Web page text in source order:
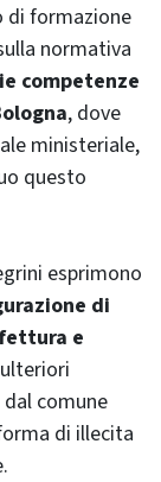
di formazione
normativa
competenze
, dove
ministeriale,
questo
esprimono
di
e
comune
di illecita